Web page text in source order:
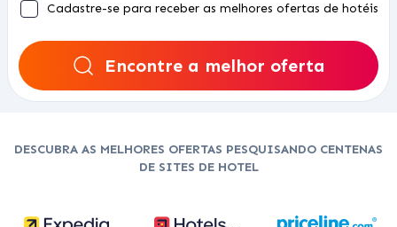
Cadastre-se para receber as melhores ofertas de hotéis
Encontre a melhor oferta
DESCUBRA AS MELHORES OFERTAS PESQUISANDO CENTENAS
DE SITES DE HOTEL